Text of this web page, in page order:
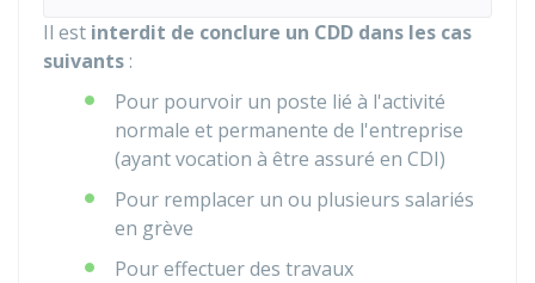
Il est interdit de conclure un CDD dans les cas
suivants :
Pour pourvoir un poste lié à l'activité
normale et permanente de l'entreprise
(ayant vocation à être assuré en CDI)
Pour remplacer un ou plusieurs salariés
en grève
Pour effectuer des travaux